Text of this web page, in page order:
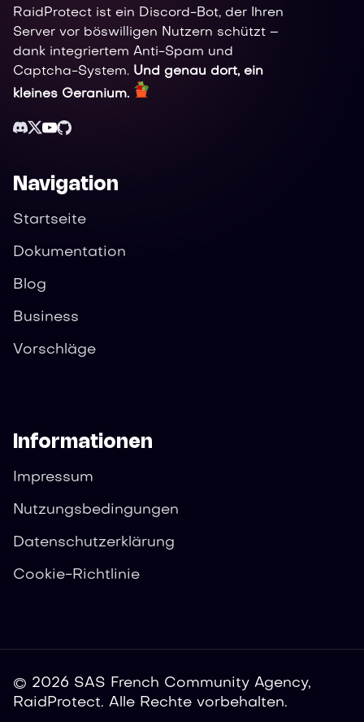
RaidProtect ist ein Discord-Bot, der Ihren
Server vor böswilligen Nutzern schützt –
dank integriertem Anti-Spam und
Captcha-System. Und genau dort, ein
kleines Geranium.
Navigation
Startseite
Dokumentation
Blog
Business
Vorschläge
Informationen
Impressum
Nutzungsbedingungen
Datenschutzerklärung
Cookie-Richtlinie
© 2026 SAS French Community Agency,
RaidProtect. Alle Rechte vorbehalten.